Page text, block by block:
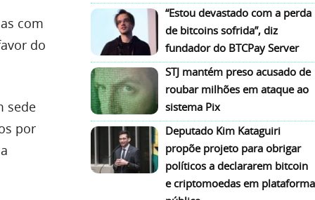
com
do
sede
por
“Estou devastado com a perda
de bitcoins sofrida”, diz
fundador do BTCPay Server
STJ mantém preso acusado de
roubar milhões em ataque ao
sistema Pix
Deputado Kim Kataguiri
propõe projeto para obrigar
políticos a declararem bitcoin
e criptomoedas em plataforma